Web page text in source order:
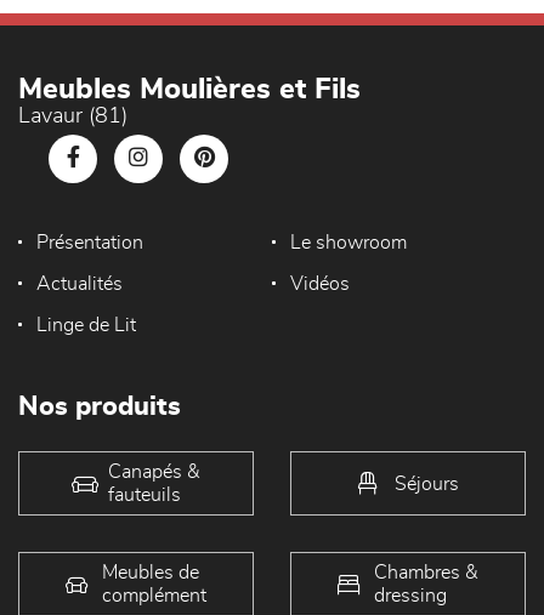
Meubles Moulières et Fils
Lavaur (81)
Présentation Le showroom
Actualités Vidéos
Linge de Lit
Nos produits
Canapés &
fauteuils
Séjours
Meubles de
complément
Chambres &
dressing